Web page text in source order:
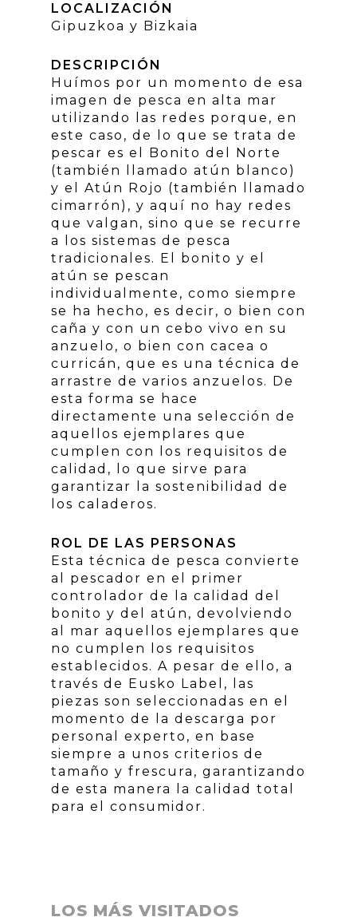
LOCALIZACIÓN
Gipuzkoa y Bizkaia
DESCRIPCIÓN
Huímos por un momento de esa
imagen de pesca en alta mar
utilizando las redes porque, en
este caso, de lo que se trata de
pescar es el Bonito del Norte
(también llamado atún blanco)
y el Atún Rojo (también llamado
cimarrón), y aquí no hay redes
que valgan, sino que se recurre
a los sistemas de pesca
tradicionales. El bonito y el
atún se pescan
individualmente, como siempre
se ha hecho, es decir, o bien con
caña y con un cebo vivo en su
anzuelo, o bien con cacea o
curricán, que es una técnica de
arrastre de varios anzuelos. De
esta forma se hace
directamente una selección de
aquellos ejemplares que
cumplen con los requisitos de
calidad, lo que sirve para
garantizar la sostenibilidad de
los caladeros.
ROL DE LAS PERSONAS
Esta técnica de pesca convierte
al pescador en el primer
controlador de la calidad del
bonito y del atún, devolviendo
al mar aquellos ejemplares que
no cumplen los requisitos
establecidos. A pesar de ello, a
través de Eusko Label, las
piezas son seleccionadas en el
momento de la descarga por
personal experto, en base
siempre a unos criterios de
tamaño y frescura, garantizando
de esta manera la calidad total
para el consumidor.
LOS MÁS VISITADOS